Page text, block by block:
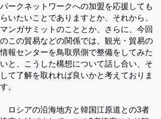
パークネットワークへの加盟を応援しても
らいたいことでありますとか、それから、
マンガサミットのこととか、さらに、今回
のこの貿易などの関係では、観光・貿易の
情報センターを鳥取県側で整備をしてみた
いと、こうした構想について話し合い、そ
して了解を取れれば良いかと考えておりま
す。
ロシアの沿海地方と韓国江原道との3者